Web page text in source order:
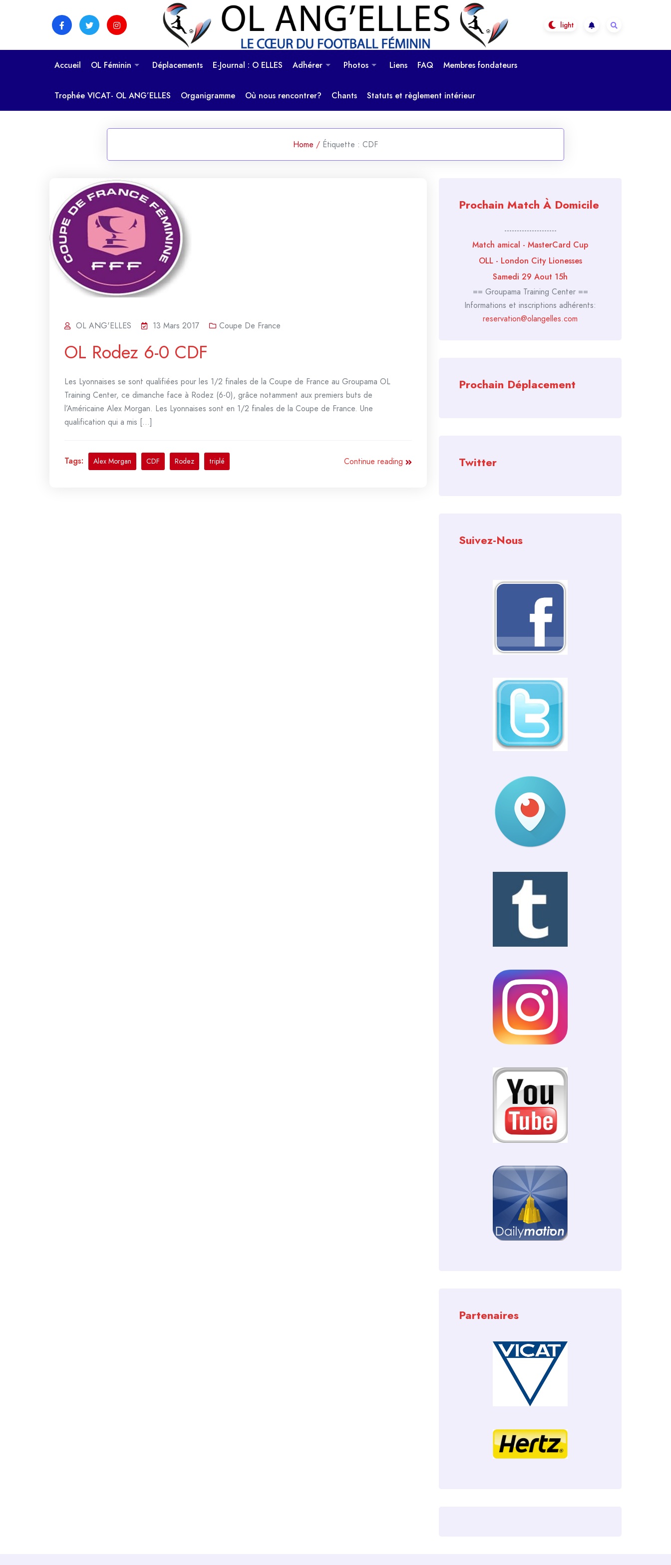
OL Ang'Elles
Le coeur du football féminin
Accueil OL Féminin Déplacements E-Journal : O ELLES Adhérer Photos Liens FAQ Membres fondateurs
Trophée VICAT- OL ANG’ELLES Organigramme Où nous rencontrer? Chants Statuts et règlement intérieur
Home / Étiquette : CDF
OL ANG'ELLES 13 Mars 2017 Coupe De France
OL Rodez 6-0 CDF
Les Lyonnaises se sont qualifiées pour les 1/2 finales de la Coupe de France au Groupama OL
Training Center, ce dimanche face à Rodez (6-0), grâce notamment aux premiers buts de
l’Américaine Alex Morgan. Les Lyonnaises sont en 1/2 finales de la Coupe de France. Une
qualification qui a mis [...]
Tags: Alex Morgan CDF Rodez triplé Continue reading
Prochain Match À Domicile
---------------------
Match amical - MasterCard Cup
OLL - London City Lionesses
Samedi 29 Aout 15h
== Groupama Training Center ==
Informations et inscriptions adhérents:
reservation@olangelles.com
Prochain Déplacement
Twitter
Suivez-Nous
Partenaires